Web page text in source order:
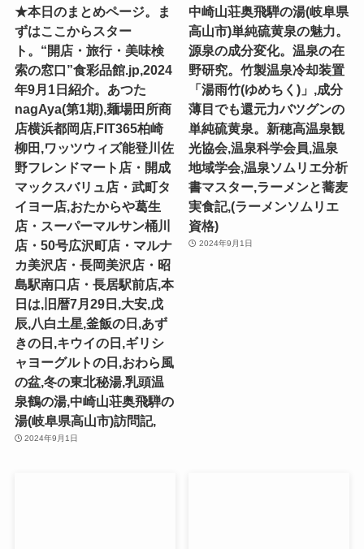
★本日のまとめページ。ま
ずはここからスター
ト。“開店・旅行・美味検
索の窓口”食彩品館.jp,2024
年9月1日紹介。あつた
nagAya(第1期),麺場田所商
店横浜都岡店,FIT365柏崎
柳田,ワッツウィズ能登川佐
野フレンドマート店・開成
マックスバリュ店・武町タ
イヨー店,おたからや葛生
店・スーパーマルサン桶川
店・50号広沢町店・マルナ
カ美沢店・長岡美沢店・昭
島駅南口店・長居駅前店,本
日は,旧暦7月29日,大安,戊
辰,八白土星,釜飯の日,あず
きの日,キウイの日,ギリシ
ャヨーグルトの日,おわら風
の盆,冬の東北秘湯,乳頭温
泉鶴の湯,中崎山荘奥飛騨の
湯(岐阜県高山市)訪問記,
2024年9月1日
中崎山荘奥飛騨の湯(岐阜県
高山市)単純硫黄泉の魅力。
源泉の成分変化。温泉の在
野研究。竹製温泉冷却装置
「湯雨竹(ゆめちく)」,成分
薄目でも還元力バツグンの
単純硫黄泉。新穂高温泉観
光協会,温泉科学会員,温泉
地域学会,温泉ソムリエ分析
書マスター,ラーメンと蕎麦
実食記,(ラーメンソムリエ
資格)
2024年9月1日